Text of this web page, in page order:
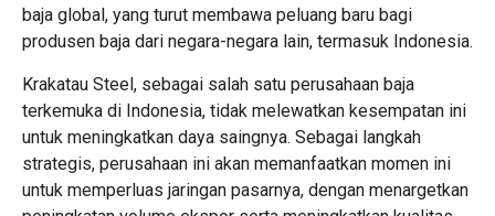
baja global, yang turut membawa peluang baru bagi
produsen baja dari negara-negara lain, termasuk Indonesia.
Krakatau Steel, sebagai salah satu perusahaan baja
terkemuka di Indonesia, tidak melewatkan kesempatan ini
untuk meningkatkan daya saingnya. Sebagai langkah
strategis, perusahaan ini akan memanfaatkan momen ini
untuk memperluas jaringan pasarnya, dengan menargetkan